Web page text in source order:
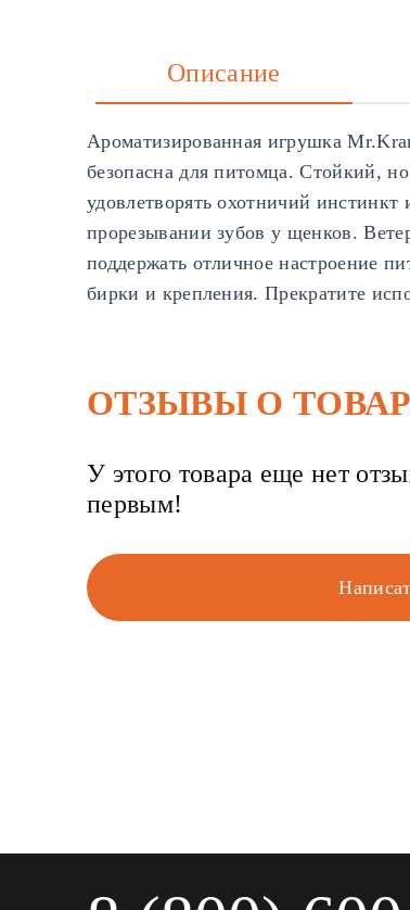
Описание
Ароматизированная игрушка
безопасна для питомца. Стойкий,
удовлетворять охотничий
прорезывании зубов у щенков.
поддержать отличное настроение
бирки и крепления. Прекратите
ОТЗЫВЫ О
У этого товара еще нет
первым!